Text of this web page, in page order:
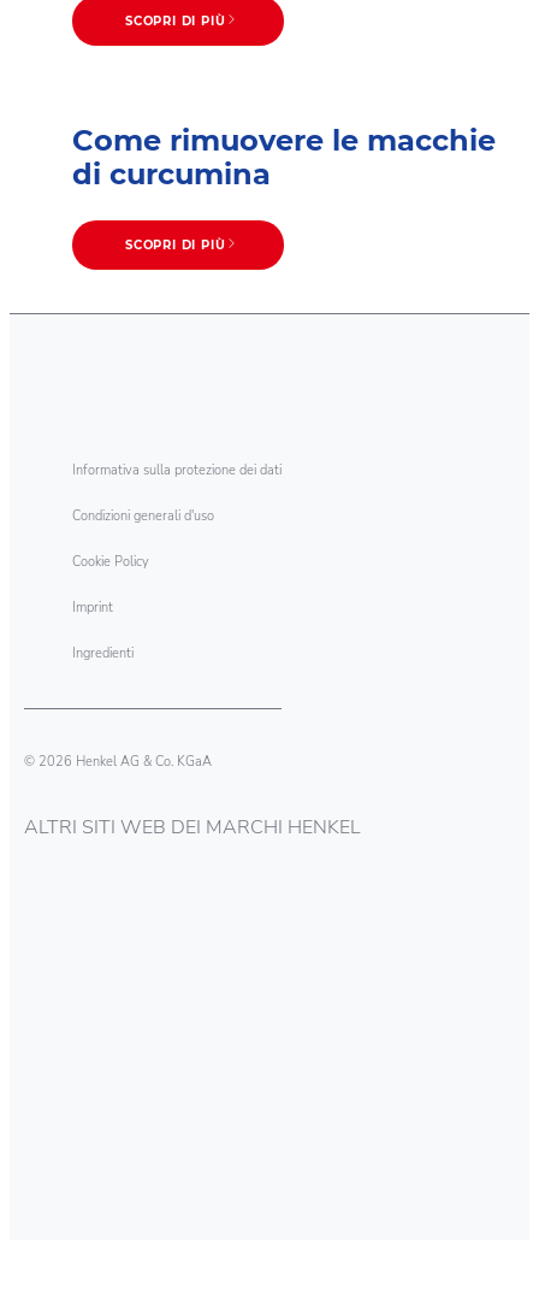
SCOPRI DI PIÙ
Come rimuovere le macchie
di curcumina
SCOPRI DI PIÙ
Informativa sulla protezione dei dati
Condizioni generali d'uso
Cookie Policy
Imprint
Ingredienti
© 2026 Henkel AG & Co. KGaA
ALTRI SITI WEB DEI MARCHI HENKEL